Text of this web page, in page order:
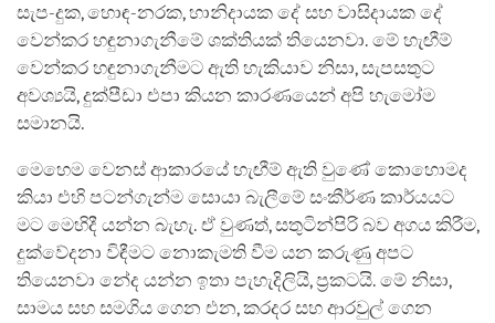
සැප-දුක, හොඳ-නරක, හානිදායක දේ සහ වාසිදායක දේ
වෙන්කර හඳුනාගැනීමේ ශක්තියක් තියෙනවා. මේ හැඟීම්
වෙන්කර හඳුනාගැනීමට ඇති හැකියාව නිසා, සැපසතුට
අවශ්‍යයි, දුක්පීඩා එපා කියන කාරණයෙන් අපි හැමෝම
සමානයි.
මෙහෙම වෙනස් ආකාරයේ හැඟීම් ඇති වුණේ කොහොමද
කියා එහි පටන්ගැන්ම සොයා බැලීමේ සංකීර්ණ කාර්යයට
මට මෙහිදී යන්න බැහැ. ඒ වුණත්, සතුටින්පිරි බව අගය කිරීම,
දුක්වේදනා විඳීමට නොකැමති වීම යන කරුණු අපට
තියෙනවා නේද යන්න ඉතා පැහැදිලියි, ප්‍රකටයි. මේ නිසා,
සාමය සහ සමගිය ගෙන එන, කරදර සහ ආරවුල් ගෙන